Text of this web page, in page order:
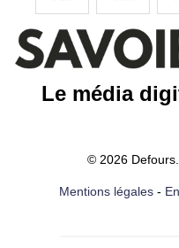
Le média
© 2026
Mentions légales-